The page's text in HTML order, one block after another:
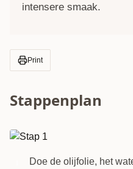
intensere smaak.
Print
Stappenplan
Doe de olijfolie, het